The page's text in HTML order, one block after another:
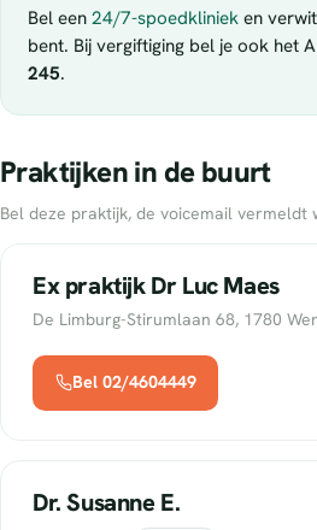
Bel een 24/7-spoedkliniek en
bent. Bij vergiftiging bel je ook het
245.
Praktijken in de buurt
Bel deze praktijk, de voicemail vermeldt
Ex praktijk Dr Luc Maes
De Limburg-Stirumlaan 68, 1780
Bel 02/4604449
Dr. Susanne E.